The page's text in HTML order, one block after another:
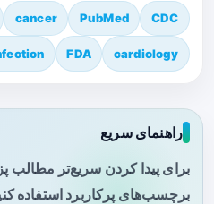
CDC
PubMed
cancer
cardiology
FDA
راهنمای سریع
برای پیدا کردن سریع‌تر مطالب
برچسب‌های پرکاربرد استفاده